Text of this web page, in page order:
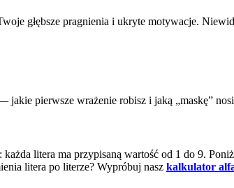
głębsze pragnienia i ukryte motywacje.
pierwsze wrażenie robisz i jaką „maskę”
litera ma przypisaną wartość od 1 do 9.
litera po literze? Wypróbuj nasz kalkulator